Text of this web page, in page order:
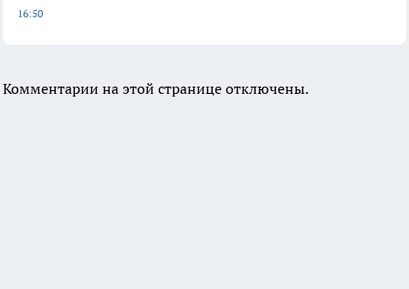
16:50
Комментарии на этой странице отключены.